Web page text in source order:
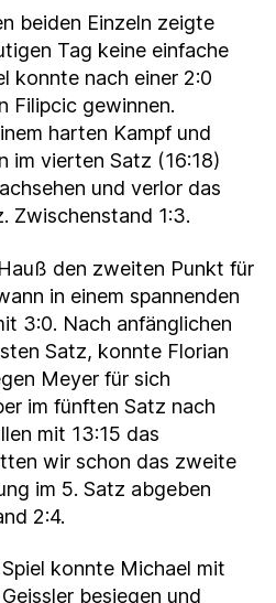
beiden Einzeln zeigte
Tag keine einfache
konnte nach einer 2:0
Filipcic gewinnen.
harten Kampf und
im vierten Satz (16:18)
und verlor das
Zwischenstand 1:3.
den zweiten Punkt für
in einem spannenden
3:0. Nach anfänglichen
Satz, konnte Florian
Meyer für sich
im fünften Satz nach
mit 13:15 das
wir schon das zweite
im 5. Satz abgeben
2:4.
konnte Michael mit
besiegen und